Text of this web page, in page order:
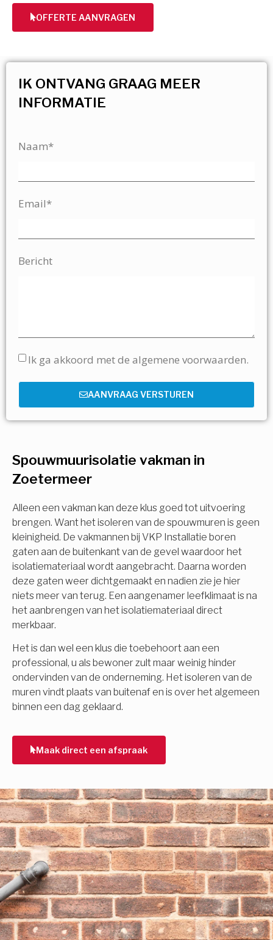
OFFERTE AANVRAGEN
Spouwmuurisolatie vakman in
Zoetermeer
Alleen een vakman kan deze klus goed tot uitvoering
brengen. Want het isoleren van de spouwmuren is geen
kleinigheid. De vakmannen bij VKP Installatie boren
gaten aan de buitenkant van de gevel waardoor het
isolatiemateriaal wordt aangebracht. Daarna worden
deze gaten weer dichtgemaakt en nadien zie je hier
niets meer van terug. Een aangenamer leefklimaat is na
het aanbrengen van het isolatiemateriaal direct
merkbaar.
Het is dan wel een klus die toebehoort aan een
professional, u als bewoner zult maar weinig hinder
ondervinden van de onderneming. Het isoleren van de
muren vindt plaats van buitenaf en is over het algemeen
binnen een dag geklaard.
Maak direct een afspraak
IK ONTVANG GRAAG MEER
INFORMATIE
Naam*
Email*
Bericht
Ik ga akkoord met de algemene voorwaarden.
AANVRAAG VERSTUREN